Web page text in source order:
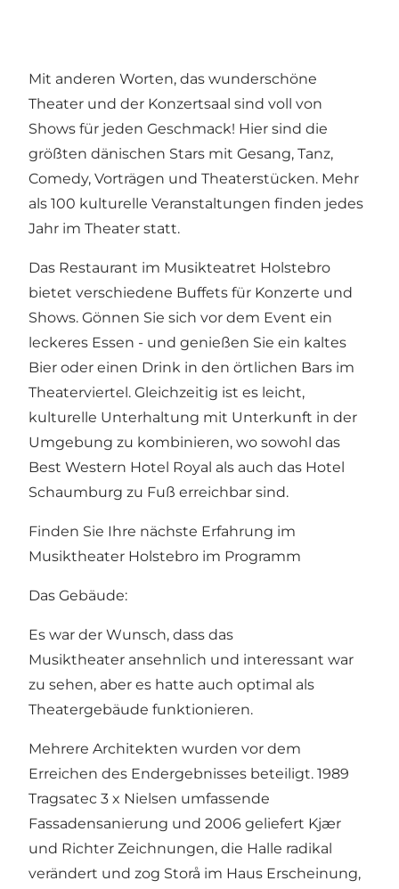
Mit anderen Worten, das wunderschöne
Theater und der Konzertsaal sind voll von
Shows für jeden Geschmack! Hier sind die
größten dänischen Stars mit Gesang, Tanz,
Comedy, Vorträgen und Theaterstücken. Mehr
als 100 kulturelle Veranstaltungen finden jedes
Jahr im Theater statt.
Das Restaurant im Musikteatret Holstebro
bietet verschiedene Buffets für Konzerte und
Shows. Gönnen Sie sich vor dem Event ein
leckeres Essen - und genießen Sie ein kaltes
Bier oder einen Drink in den örtlichen Bars im
Theaterviertel. Gleichzeitig ist es leicht,
kulturelle Unterhaltung mit Unterkunft in der
Umgebung zu kombinieren, wo sowohl das
Best Western Hotel Royal als auch das Hotel
Schaumburg zu Fuß erreichbar sind.
Finden Sie Ihre nächste Erfahrung im
Musiktheater Holstebro im Programm
Das Gebäude:
Es war der Wunsch, dass das
Musiktheater ansehnlich und interessant war
zu sehen, aber es hatte auch optimal als
Theatergebäude funktionieren.
Mehrere Architekten wurden vor dem
Erreichen des Endergebnisses beteiligt. 1989
Tragsatec 3 x Nielsen umfassende
Fassadensanierung und 2006 geliefert Kjær
und Richter Zeichnungen, die Halle radikal
verändert und zog Storå im Haus Erscheinung,